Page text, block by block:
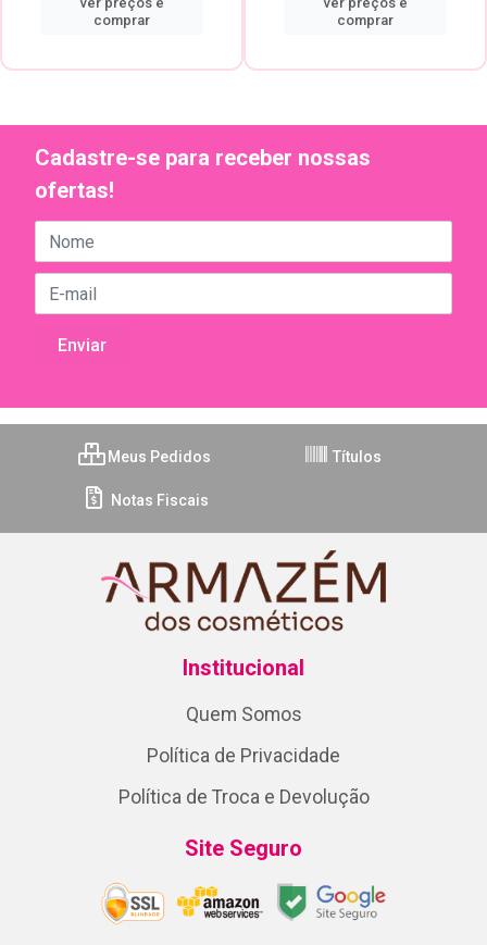
comprar
comprar
Cadastre-se para receber nossas
ofertas!
Meus Pedidos Títulos
Notas Fiscais
Institucional
Quem Somos
Política de Privacidade
Política de Troca e Devolução
Site Seguro